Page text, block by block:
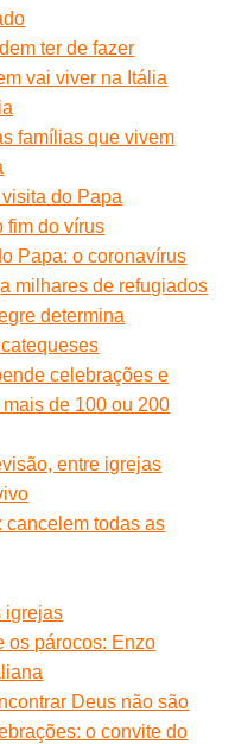
ter de fazer
vai viver na Itália
famílias que vivem
do Papa
fim do vírus
Papa: o coronavírus
milhares de refugiados
determina
celebrações e
de 100 ou 200
entre igrejas
cancelem todas as
igrejas
os párocos: Enzo
Deus não são
o convite do